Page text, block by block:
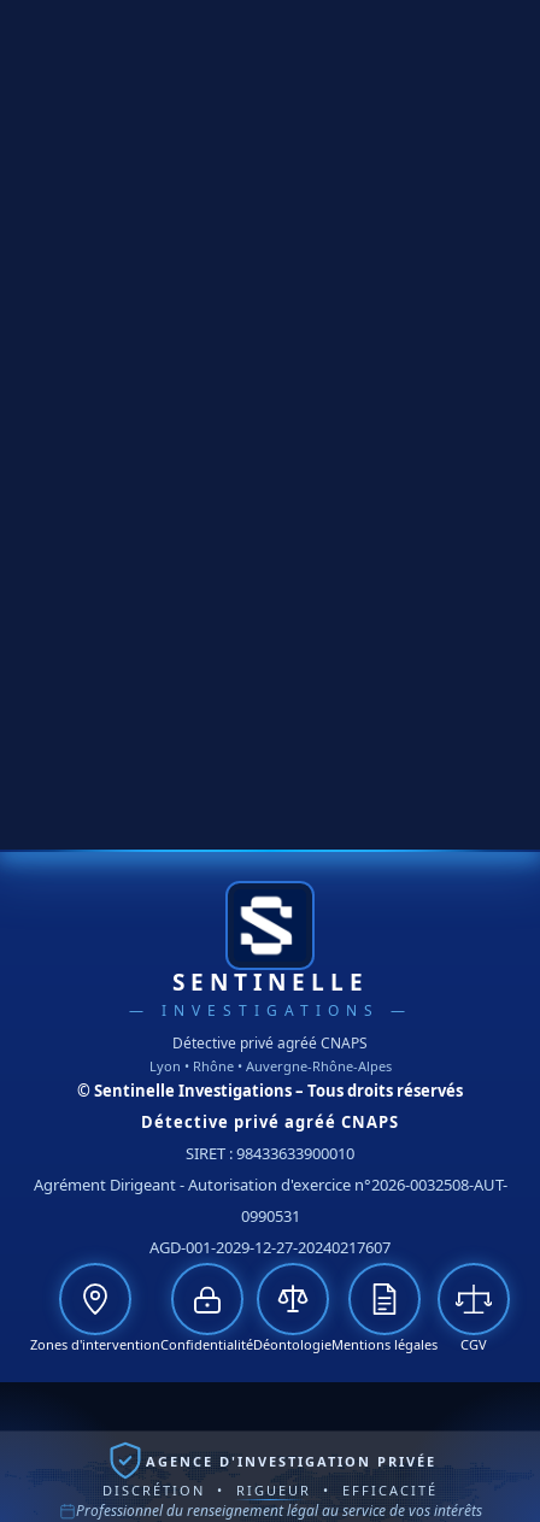
SENTINELLE
— INVESTIGATIONS —
Détective privé agréé CNAPS
Lyon • Rhône • Auvergne-Rhône-Alpes
© Sentinelle Investigations – Tous droits réservés
Détective privé agréé CNAPS
SIRET : 98433633900010
Agrément Dirigeant - Autorisation d'exercice n°2026-0032508-AUT-
0990531
AGD-001-2029-12-27-20240217607
Zones d'interventionConfidentialitéDéontologieMentions légales CGV
AGENCE D'INVESTIGATION PRIVÉE
DISCRÉTION • RIGUEUR • EFFICACITÉ
Professionnel du renseignement légal au service de vos intérêts